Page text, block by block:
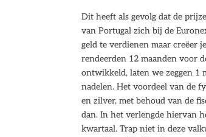
Dit heeft als gevolg dat de
van Portugal zich bij de
geld te verdienen maar creëer
rendeerden 12 maanden voor
ontwikkeld, laten we zeggen 1
nadelen. Het voordeel van de
en zilver, met behoud van de
dan. In het verlengde hiervan
kwartaal. Trap niet in deze